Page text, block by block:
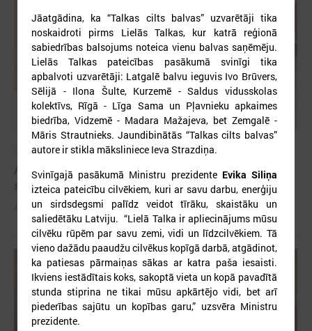
2026. gada 03. jūnijs
Aicina pašvaldības pieteikties mācībām "Drošība
sākas ar Tevi!"
Aicina pašvaldības pieteikties mācībām "Drošība sākas ar Tevi!"
Jāatgādina, ka “Talkas cilts balvas” uzvarētāji tika
noskaidroti pirms Lielās Talkas, kur katrā reģionā
sabiedrības balsojums noteica vienu balvas saņēmēju.
Lielās Talkas pateicības pasākumā svinīgi tika
apbalvoti uzvarētāji: Latgalē balvu ieguvis Ivo Brūvers,
Sēlijā - Ilona Šulte, Kurzemē - Saldus vidusskolas
kolektīvs, Rīgā - Līga Sama un Pļavnieku apkaimes
biedrība, Vidzemē - Madara Mažajeva, bet Zemgalē -
Māris Strautnieks. Jaundibinātās “Talkas cilts balvas”
autore ir stikla māksliniece Ieva Strazdiņa.
Svinīgajā pasākumā Ministru prezidente Evika Siliņa
izteica pateicību cilvēkiem, kuri ar savu darbu, enerģiju
un sirdsdegsmi palīdz veidot tīrāku, skaistāku un
saliedētāku Latviju. “Lielā Talka ir apliecinājums mūsu
cilvēku rūpēm par savu zemi, vidi un līdzcilvēkiem. Tā
vieno dažādu paaudžu cilvēkus kopīgā darbā, atgādinot,
ka patiesas pārmaiņas sākas ar katra paša iesaisti.
Ikviens iestādītais koks, sakoptā vieta un kopā pavadītā
stunda stiprina ne tikai mūsu apkārtējo vidi, bet arī
piederības sajūtu un kopības garu,” uzsvēra Ministru
prezidente.